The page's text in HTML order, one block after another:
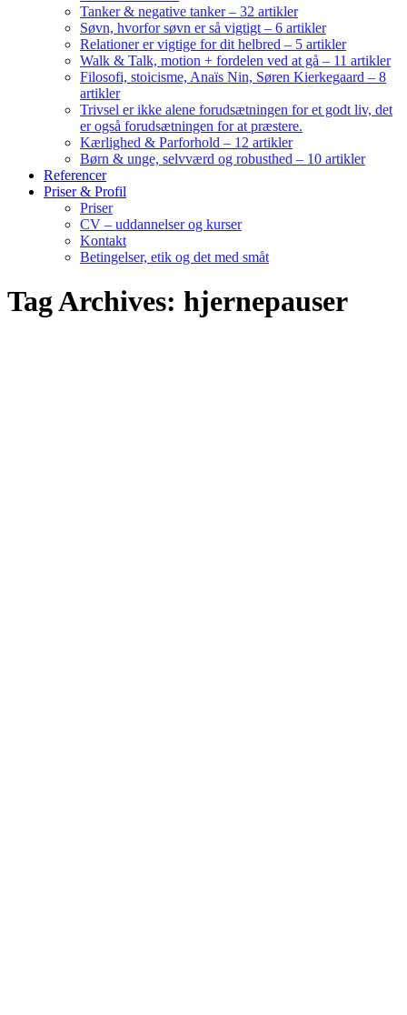
Tanker & negative tanker – 32 artikler
Søvn, hvorfor søvn er så vigtigt – 6 artikler
Relationer er vigtige for dit helbred – 5 artikler
Walk & Talk, motion + fordelen ved at gå – 11 artikler
Filosofi, stoicisme, Anaïs Nin, Søren Kierkegaard – 8
artikler
Trivsel er ikke alene forudsætningen for et godt liv, det
er også forudsætningen for at præstere.
Kærlighed & Parforhold – 12 artikler
Børn & unge, selvværd og robusthed – 10 artikler
Referencer
Priser & Profil
Priser
CV – uddannelser og kurser
Kontakt
Betingelser, etik og det med småt
Tag Archives: hjernepauser